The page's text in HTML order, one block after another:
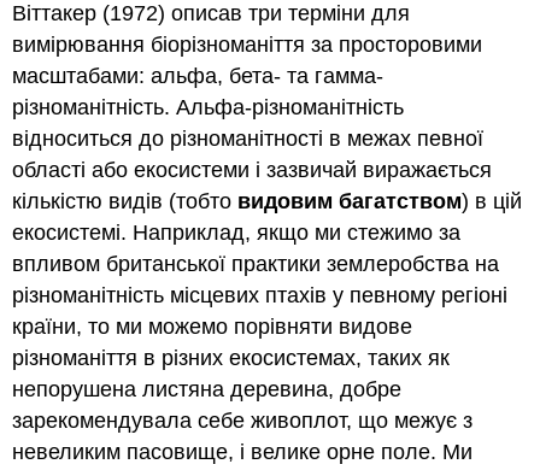
Віттакер (1972) описав три терміни для
вимірювання біорізноманіття за просторовими
масштабами: альфа, бета- та гамма-
різноманітність. Альфа-різноманітність
відноситься до різноманітності в межах певної
області або екосистеми і зазвичай виражається
кількістю видів (тобто видовим багатством) в цій
екосистемі. Наприклад, якщо ми стежимо за
впливом британської практики землеробства на
різноманітність місцевих птахів у певному регіоні
країни, то ми можемо порівняти видове
різноманіття в різних екосистемах, таких як
непорушена листяна деревина, добре
зарекомендувала себе живоплот, що межує з
невеликим пасовище, і велике орне поле. Ми